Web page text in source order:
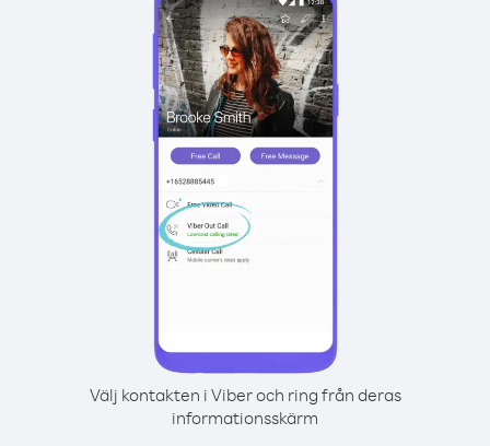
Välj kontakten i Viber och ring från deras
informationsskärm